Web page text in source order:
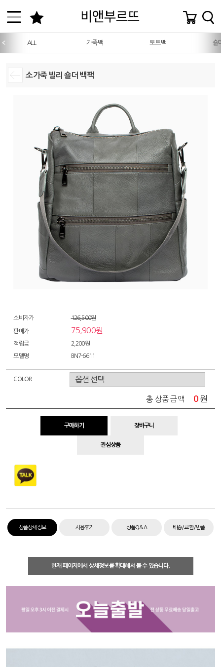
ALL 가죽백 토트백 숄
소가죽 빌리 숄더 백팩
소비자가 126,500원
판매가 75,900원
적립금 2,200원
모델명 BN7-6611
COLOR
총 상품 금액 0 원
구매하기 장바구니
관심상품
상품상세정보 사용후기 상품Q&A 배송/교환/반품
현재 페이지에서 상세정보를 확대해서 볼 수 있습니다.